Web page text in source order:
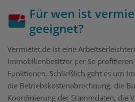
Für wen ist
geeignet?
Vermietet.de ist eine
Immobilienbesitzer per Se
Funktionen. Schließlich geht es um
die Betriebskostenabrechnung, die
Koordinierung der Stammdaten, die